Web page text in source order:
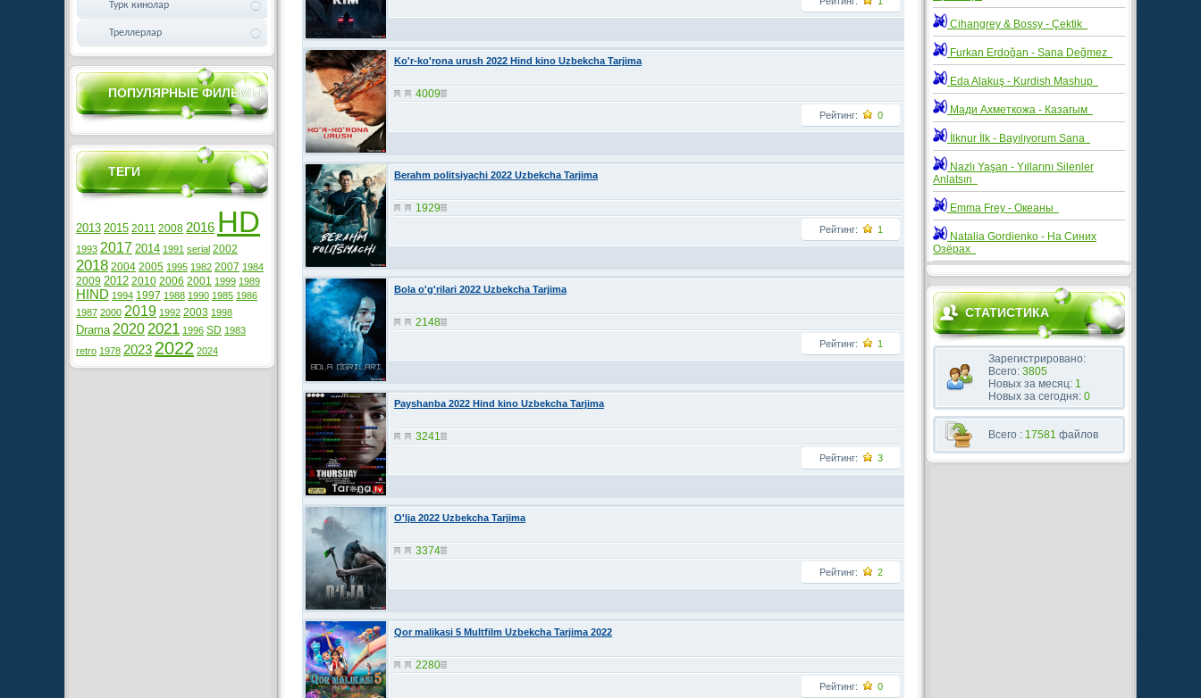
Ko'r-ko'rona urush 2022 Hind kino Uzbekcha Tarjima
4009
Рейтинг: 0
Berahm politsiyachi 2022 Uzbekcha Tarjima
1929
Рейтинг: 1
Bola o'g'rilari 2022 Uzbekcha Tarjima
2148
Рейтинг: 1
Payshanba 2022 Hind kino Uzbekcha Tarjima
3241
Рейтинг: 3
O'lja 2022 Uzbekcha Tarjima
3374
Рейтинг: 2
Qor malikasi 5 Multfilm Uzbekcha Tarjima 2022
2280
Рейтинг: 0
Cihangrey & Bossy - Çektik
Furkan Erdoğan - Sana Değmez
Eda Alakuş - Kurdish Mashup
Мади Ахметкожа - Казагым
İlknur İlk - Bayılıyorum Sana
Nazlı Yaşan - Yıllarını Silenler
Anlatsın
Emma Frey - Океаны
Natalia Gordienko - На Синих
Озёрах
СТАТИСТИКА
Зарегистрировано:
Всего: 3805
Новых за месяц: 1
Новых за сегодня: 0
Всего : 17581 файлов
Турк кинолар
Треллерлар
ПОПУЛЯРНЫЕ ФИЛЬМЫ
ТЕГИ
2013 2015 2011 2008 2016 HD
1993 2017 2014 1991 serial 2002
2018 2004 2005 1995 1982 2007 1984
2009 2012 2010 2006 2001 1999 1989
HIND 1994 1997 1988 1990 1985 1986
1987 2000 2019 1992 2003 1998
Drama 2020 2021 1996 SD 1983
retro 1978 2023 2022 2024